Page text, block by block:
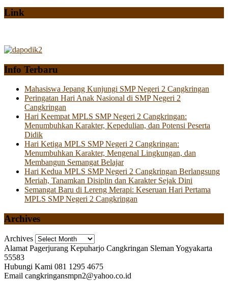
Link
Info Terbaru
Mahasiswa Jepang Kunjungi SMP Negeri 2 Cangkringan
Peringatan Hari Anak Nasional di SMP Negeri 2
Cangkringan
Hari Keempat MPLS SMP Negeri 2 Cangkringan:
Menumbuhkan Karakter, Kepedulian, dan Potensi Peserta
Didik
Hari Ketiga MPLS SMP Negeri 2 Cangkringan:
Menumbuhkan Karakter, Mengenal Lingkungan, dan
Membangun Semangat Belajar
Hari Kedua MPLS SMP Negeri 2 Cangkringan Berlangsung
Meriah, Tanamkan Disiplin dan Karakter Sejak Dini
Semangat Baru di Lereng Merapi: Keseruan Hari Pertama
MPLS SMP Negeri 2 Cangkringan
Archives
Archives
Alamat Pagerjurang Kepuharjo Cangkringan Sleman Yogyakarta
55583
Hubungi Kami 081 1295 4675
Email cangkringansmpn2@yahoo.co.id